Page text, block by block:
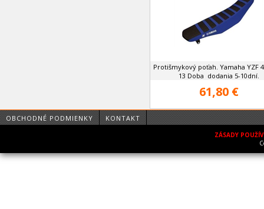
Protišmykový poťah. Yamaha YZF
13 Doba dodania 5-10dní.
61,80 €
OBCHODNÉ PODMIENKY KONTAKT
ZÁSADY